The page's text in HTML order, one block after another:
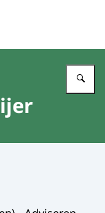
Leren Eten